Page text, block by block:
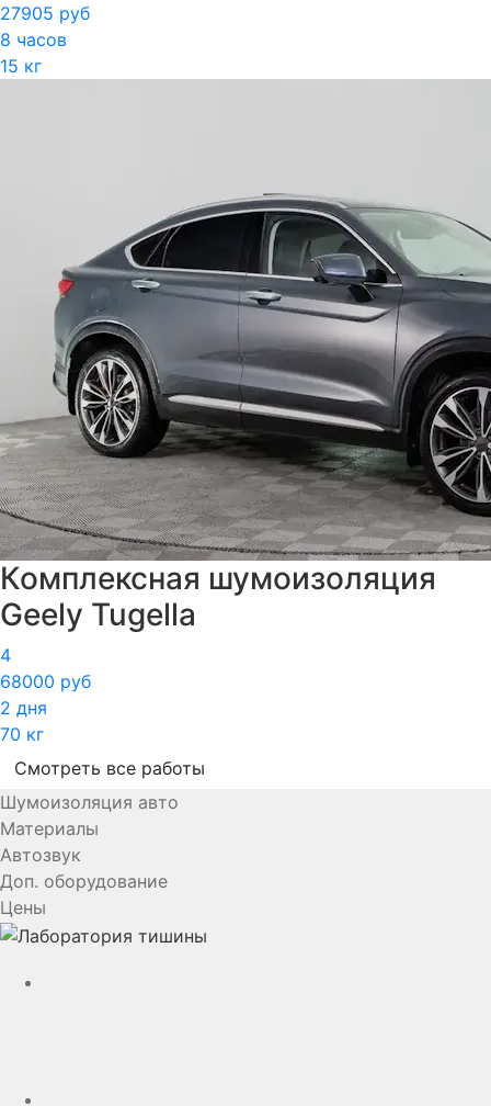
27905 руб
8 часов
15 кг
Комплексная шумоизоляция
Geely Tugella
4
68000 руб
2 дня
70 кг
Смотреть все работы
Шумоизоляция авто
Материалы
Автозвук
Доп. оборудование
Цены